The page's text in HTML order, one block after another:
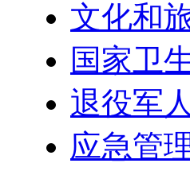
文化和
国家卫
退役军
应急管